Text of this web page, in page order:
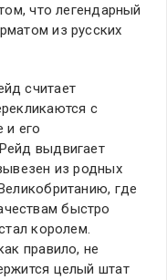
что легендарный
из русских
считает
с
и его
выдвигает
из родных
где
быстро
королем.
правило, не
целый штат